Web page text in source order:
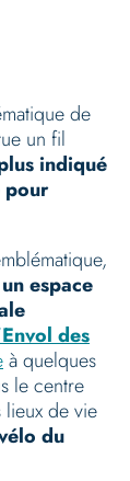
de
un fil
indiqué
pour
un espace
des
à quelques
le centre
lieux de vie
du